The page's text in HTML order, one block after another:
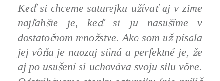
Keďsi chceme saturejku užívaťaj v zime
najľahšie je, keďsi ju nasušíme v
dostatočnom množstve. Ako som užpísala
jej vôňa je naozaj silná a perfektné je, že
aj po usušení si uchováva svoju silu vône.